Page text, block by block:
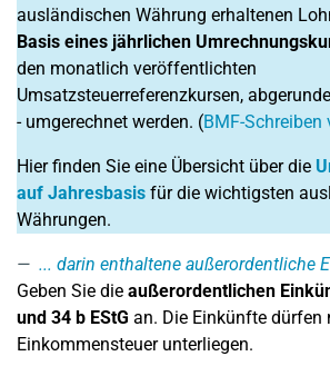
ausländischen Währung erhaltenen
Basis eines jährlichen
den monatlich veröffentlichten
Umsatzsteuerreferenzkursen,
- umgerechnet werden. (BMF-
Hier finden Sie eine Übersicht über die
auf Jahresbasis für die wichtigsten
Währungen.
... darin enthaltene außerordentliche
Geben Sie die außerordentlichen
und 34 b EStG an. Die Einkünfte dürfen
Einkommensteuer unterliegen.